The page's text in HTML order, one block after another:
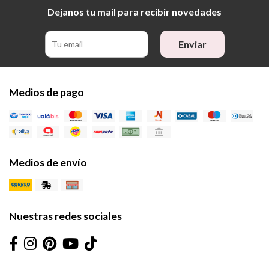
Dejanos tu mail para recibir novedades
Enviar
Medios de pago
Medios de envío
Nuestras redes sociales